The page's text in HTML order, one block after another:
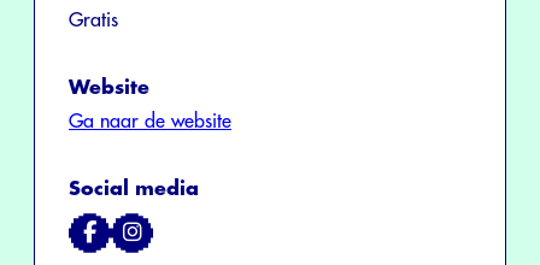
Gratis
Website
Ga naar de website
Social media